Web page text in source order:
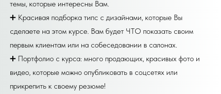
темы, которые интересны Вам.
➕ Красивая подборка типс с дизайнами, которые Вы
сделаете на этом курсе. Вам будет ЧТО показать своим
первым клиентам или на собеседовании в салонах.
➕ Портфолио с курса: много продающих, красивых фото и
видео, которые можно опубликовать в соцсетях или
прикрепить к своему резюме!